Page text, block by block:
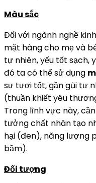
Màu sắc
Đối với ngành nghề
mặt hàng cho mẹ và
tự nhiên, yếu tốt sạch,
đó ta có thể sử dụng
sự tươi tốt, gần gũi tự
(thuần khiết yêu
Trong lĩnh vực này,
tưởng chất nhân tạo
hại (đen), năng lượng
bầm).
Đối tượng